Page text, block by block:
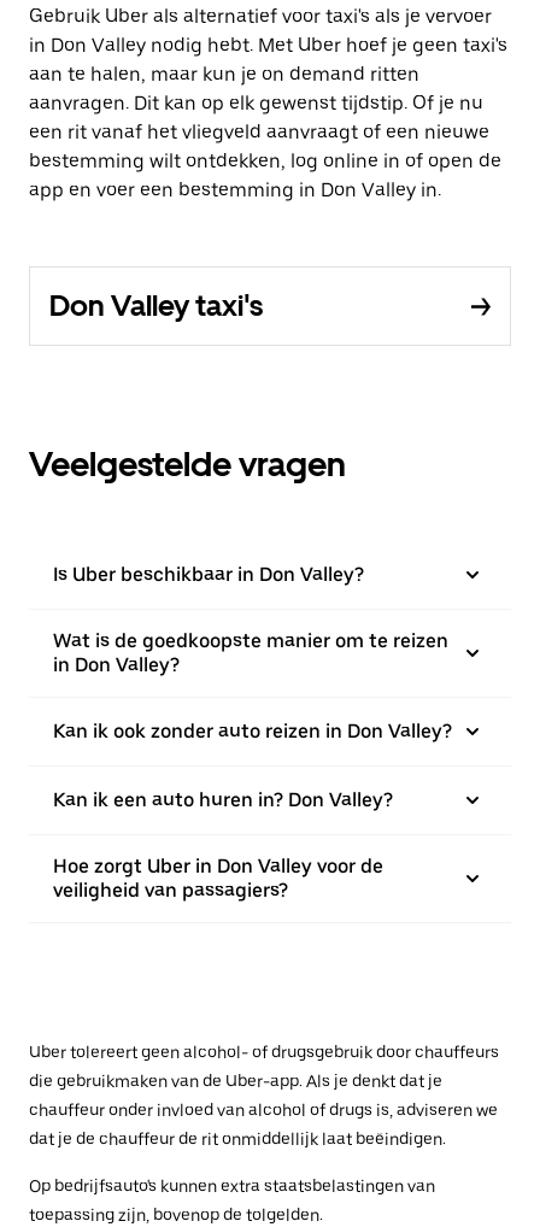
Gebruik Uber als alternatief voor taxi's als je vervoer
in Don Valley nodig hebt. Met Uber hoef je geen taxi's
aan te halen, maar kun je on demand ritten
aanvragen. Dit kan op elk gewenst tijdstip. Of je nu
een rit vanaf het vliegveld aanvraagt of een nieuwe
bestemming wilt ontdekken, log online in of open de
app en voer een bestemming in Don Valley in.
Don Valley taxi's
Veelgestelde vragen
Is Uber beschikbaar in Don Valley?
Wat is de goedkoopste manier om te reizen
in Don Valley?
Kan ik ook zonder auto reizen in Don Valley?
Kan ik een auto huren in? Don Valley?
Hoe zorgt Uber in Don Valley voor de
veiligheid van passagiers?
Uber tolereert geen alcohol- of drugsgebruik door chauffeurs
die gebruikmaken van de Uber-app. Als je denkt dat je
chauffeur onder invloed van alcohol of drugs is, adviseren we
dat je de chauffeur de rit onmiddellijk laat beëindigen.
Op bedrijfsauto's kunnen extra staatsbelastingen van
toepassing zijn, bovenop de tolgelden.